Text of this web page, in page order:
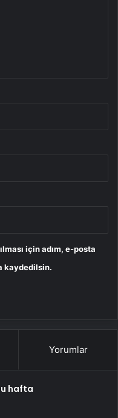
için adım, e-posta
kaydedilsin.
Yorumlar
hafta